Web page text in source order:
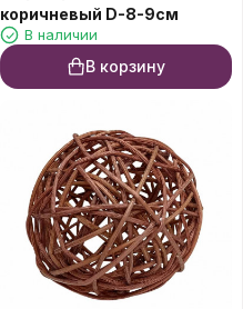
коричневый D-8-9см
В наличии
В корзину